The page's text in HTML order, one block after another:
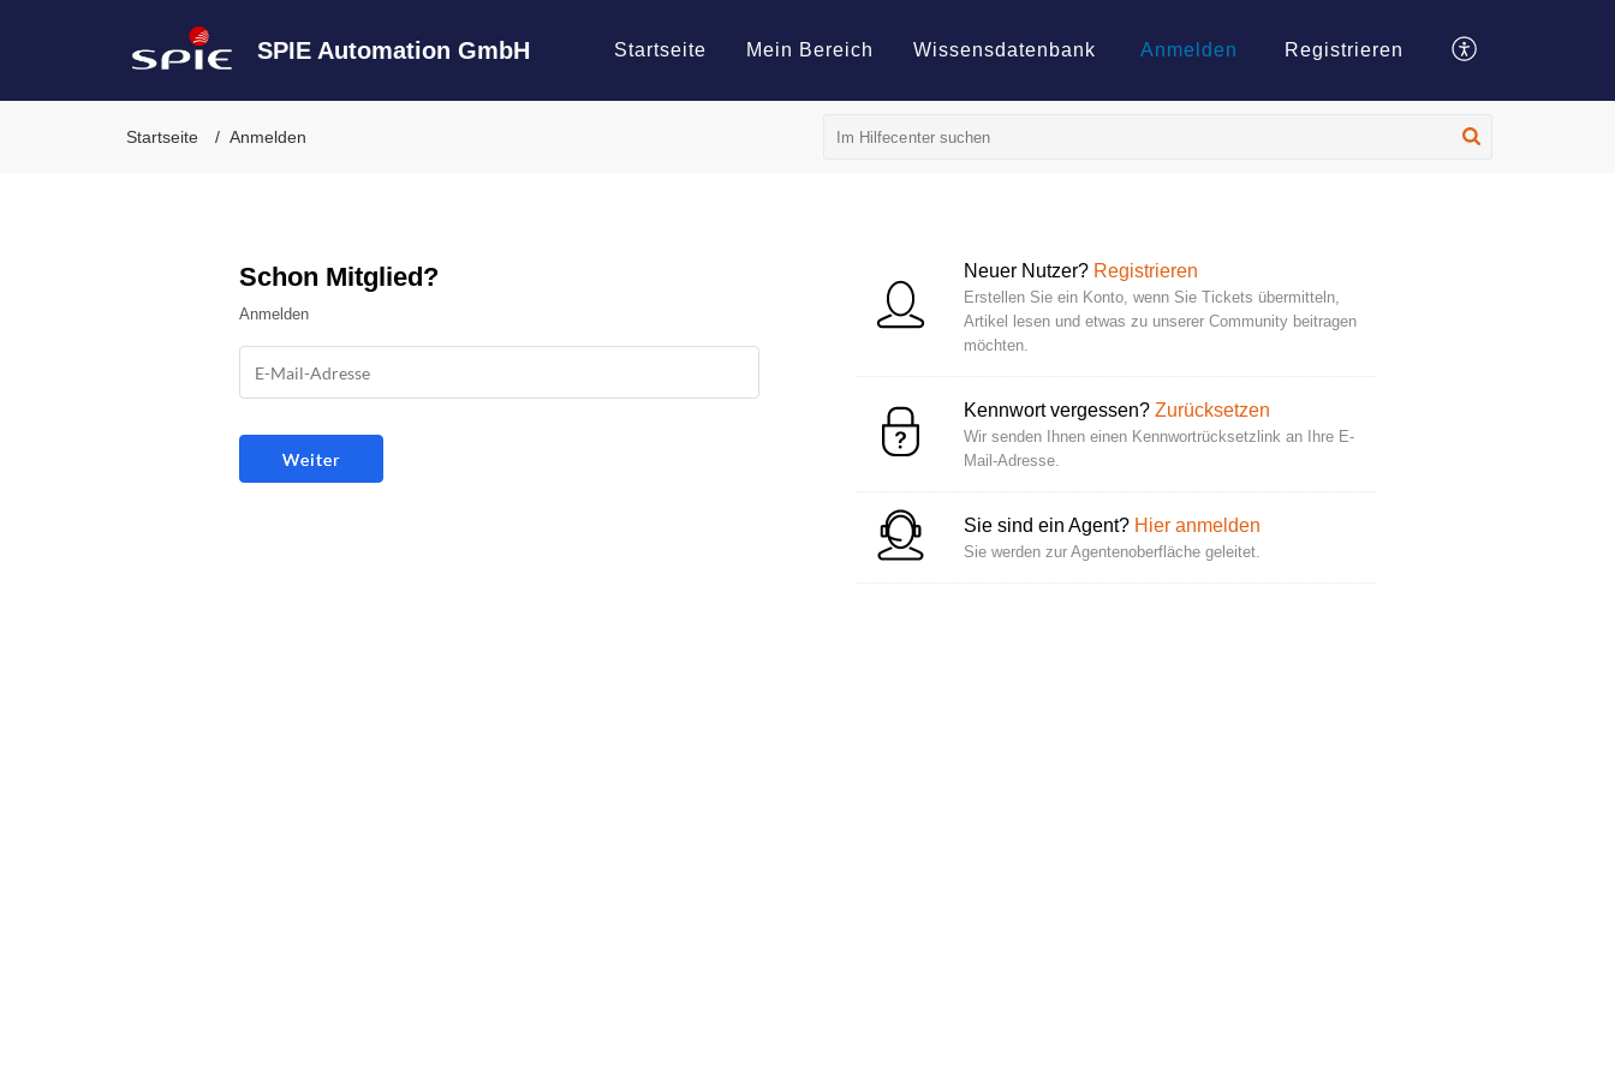
SPIE Automation GmbH Startseite Mein Bereich Wissensdatenbank Anmelden Registrieren
Startseite Anmelden
Schon Mitglied?
Anmelden
Neuer Nutzer? Registrieren
Erstellen Sie ein Konto, wenn Sie Tickets übermitteln,
Artikel lesen und etwas zu unserer Community beitragen
möchten.
Kennwort vergessen? Zurücksetzen
Wir senden Ihnen einen Kennwortrücksetzlink an Ihre E-
Mail-Adresse.
Sie sind ein Agent? Hier anmelden
Sie werden zur Agentenoberfläche geleitet.